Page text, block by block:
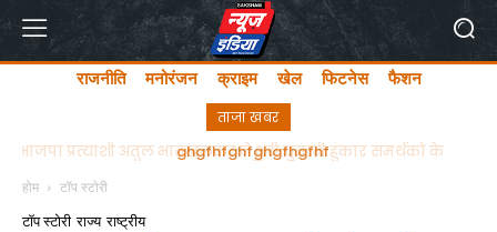
राजनीति मनोरंजन क्राइम खेल फिटनेस फैशन
ताजा खबर
ghgfhfghfghgfhgfhf
होम टॉप स्टोरी
टॉप स्टोरी राज्य राष्ट्रीय